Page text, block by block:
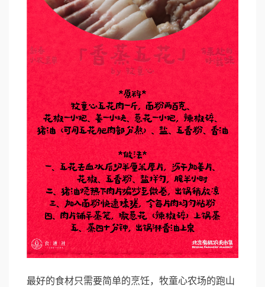
最好的食材只需要简单的烹饪，牧童心农场的跑山